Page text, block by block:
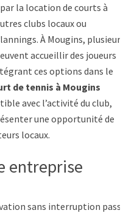
la location de courts à
clubs locaux ou
À Mougins, plusieurs
accueillir des joueurs
ces options dans le
de tennis à Mougins
avec l’activité du club,
une opportunité de
locaux.
entreprise
sans interruption passe